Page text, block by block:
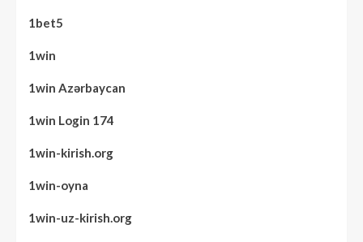
1bet5
1win
1win Azərbaycan
1win Login 174
1win-kirish.org
1win-oyna
1win-uz-kirish.org